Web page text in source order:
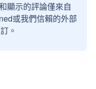
顯示的評論僅來自
或我們信賴的外部
。